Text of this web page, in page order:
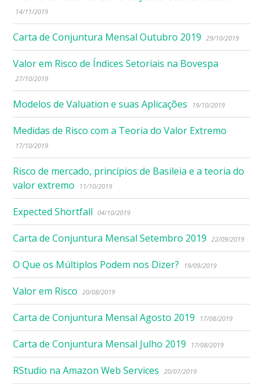
14/11/2019
Carta de Conjuntura Mensal Outubro 2019 29/10/2019
Valor em Risco de Índices Setoriais na Bovespa
27/10/2019
Modelos de Valuation e suas Aplicações 19/10/2019
Medidas de Risco com a Teoria do Valor Extremo
17/10/2019
Risco de mercado, princípios de Basileia e a teoria do
valor extremo
11/10/2019
Expected Shortfall 04/10/2019
Carta de Conjuntura Mensal Setembro 2019 22/09/2019
O Que os Múltiplos Podem nos Dizer? 19/09/2019
Valor em Risco 20/08/2019
Carta de Conjuntura Mensal Agosto 2019 17/08/2019
Carta de Conjuntura Mensal Julho 2019 17/08/2019
RStudio na Amazon Web Services 20/07/2019